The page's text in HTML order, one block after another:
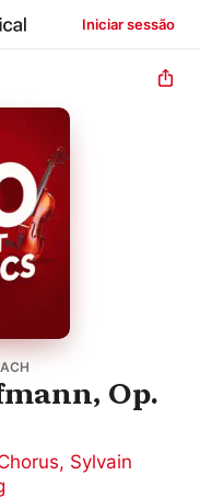
Iniciar sessão
Op.
, Sylvain